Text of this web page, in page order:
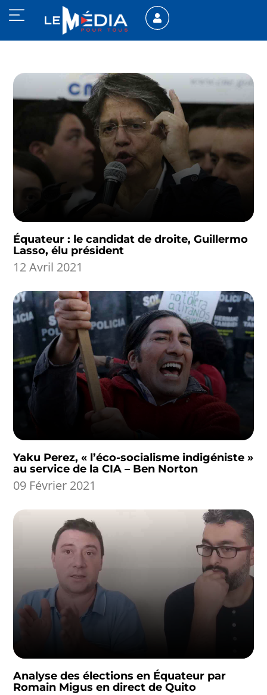
Équateur : le candidat de droite, Guillermo
Lasso, élu président
12 Avril 2021
Yaku Perez, « l’éco-socialisme indigéniste »
au service de la CIA – Ben Norton
09 Février 2021
Analyse des élections en Équateur par
Romain Migus en direct de Quito